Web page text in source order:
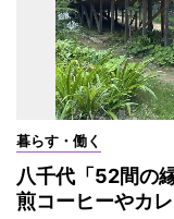
暮らす・働く
八千代「52間の
煎コーヒーやカ